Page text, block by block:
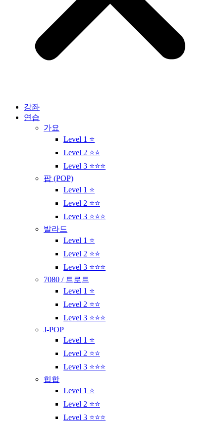
강좌
연습
가요
Level 1 ⭐
Level 2 ⭐⭐
Level 3 ⭐⭐⭐
팝 (POP)
Level 1 ⭐
Level 2 ⭐⭐
Level 3 ⭐⭐⭐
발라드
Level 1 ⭐
Level 2 ⭐⭐
Level 3 ⭐⭐⭐
7080 / 트로트
Level 1 ⭐
Level 2 ⭐⭐
Level 3 ⭐⭐⭐
J-POP
Level 1 ⭐
Level 2 ⭐⭐
Level 3 ⭐⭐⭐
힙합
Level 1 ⭐
Level 2 ⭐⭐
Level 3 ⭐⭐⭐